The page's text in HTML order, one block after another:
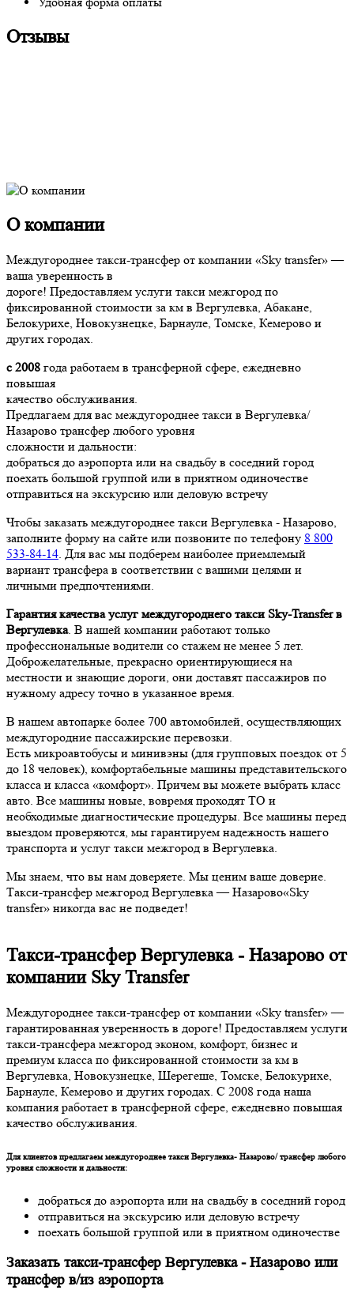
Отзывы
О компании
Междугороднее такси-трансфер от компании «Sky transfer» —
ваша уверенность в
дороге! Предоставляем услуги такси межгород по
фиксированной стоимости за км в Вергулевка, Абакане,
Белокурихе, Новокузнецке, Барнауле, Томске, Кемерово и
других городах.
с 2008 года работаем в трансферной сфере, ежедневно
повышая
качество обслуживания.
Предлагаем для вас междугороднее такси в Вергулевка/
Назарово трансфер любого уровня
сложности и дальности:
добраться до аэропорта или на свадьбу в соседний город
поехать большой группой или в приятном одиночестве
отправиться на экскурсию или деловую встречу
Чтобы заказать междугороднее такси Вергулевка - Назарово,
заполните форму на сайте или позвоните по телефону 8 800
533-84-14. Для вас мы подберем наиболее приемлемый
вариант трансфера в соответствии с вашими целями и
личными предпочтениями.
Гарантия качества услуг междугороднего такси Sky-Transfer в
Вергулевка. В нашей компании работают только
профессиональные водители со стажем не менее 5 лет.
Доброжелательные, прекрасно ориентирующиеся на
местности и знающие дороги, они доставят пассажиров по
нужному адресу точно в указанное время.
В нашем автопарке более 700 автомобилей, осуществляющих
междугородние пассажирские перевозки.
Есть микроавтобусы и минивэны (для групповых поездок от 5
до 18 человек), комфортабельные машины представительского
класса и класса «комфорт». Причем вы можете выбрать класс
авто. Все машины новые, вовремя проходят ТО и
необходимые диагностические процедуры. Все машины перед
выездом проверяются, мы гарантируем надежность нашего
транспорта и услуг такси межгород в Вергулевка.
Мы знаем, что вы нам доверяете. Мы ценим ваше доверие.
Такси-трансфер межгород Вергулевка — Назарово«Sky
transfer» никогда вас не подведет!
Такси-трансфер Вергулевка - Назарово от
компании Sky Transfer
Междугороднее такси-трансфер от компании «Sky transfer» —
гарантированная уверенность в дороге! Предоставляем услуги
такси-трансфера межгород эконом, комфорт, бизнес и
премиум класса по фиксированной стоимости за км в
Вергулевка, Новокузнецке, Шерегеше, Томске, Белокурихе,
Барнауле, Кемерово и других городах. С 2008 года наша
компания работает в трансферной сфере, ежедневно повышая
качество обслуживания.
Для клиентов предлагаем междугороднее такси Вергулевка- Назарово/ трансфер любого
уровня сложности и дальности:
добраться до аэропорта или на свадьбу в соседний город
отправиться на экскурсию или деловую встречу
поехать большой группой или в приятном одиночестве
Заказать такси-трансфер Вергулевка - Назарово или
трансфер в/из аэропорта